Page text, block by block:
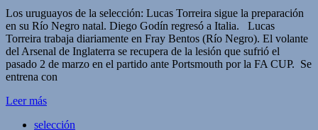
Compartir
Los uruguayos de la selección: Lucas Torreira sigue la preparación
en su Río Negro natal. Diego Godín regresó a Italia. Lucas
Torreira trabaja diariamente en Fray Bentos (Río Negro). El volante
del Arsenal de Inglaterra se recupera de la lesión que sufrió el
pasado 2 de marzo en el partido ante Portsmouth por la FA CUP. Se
entrena con
Leer más
selección